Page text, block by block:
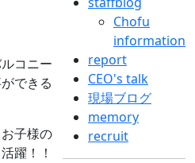
コニー
できる
子様の
躍！！
Chofu
information
report
CEO's talk
現場ブログ
memory
recruit